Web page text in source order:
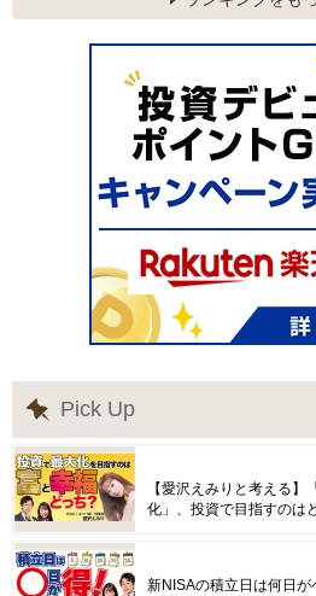
Pick Up
【愛沢えみりと考える
化」、投資で目指すのは
新NISAの積立日は何日